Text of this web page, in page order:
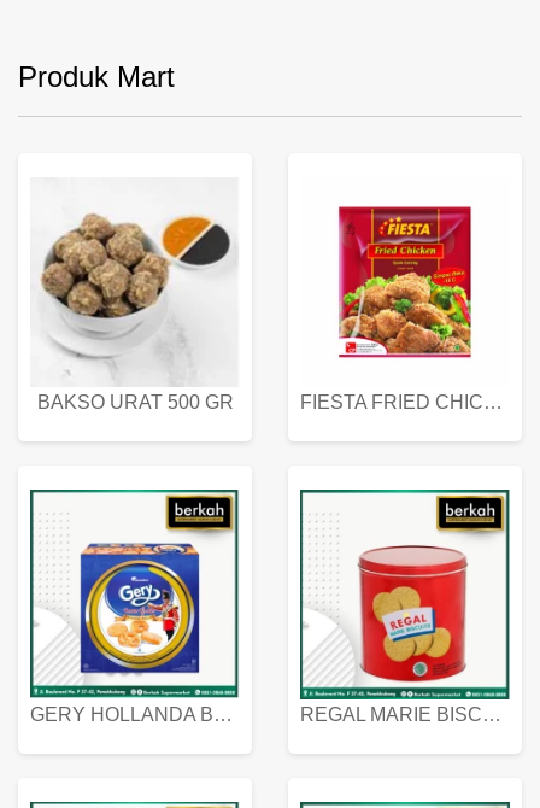
Produk Mart
BAKSO URAT 500 GR FIESTA FRIED CHICKEN 500 GR
GERY HOLLANDA BUTTER COOKIES 450 GRAM REGAL MARIE BISCUIT KALENG 550 GRAM